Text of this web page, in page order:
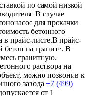
по самой низкой
В случае
для прокачки
бетонного
в прайс-листе.В прайс-
бетон на граните. В
гранитную.
раствора на
можно позвонив к
завода +7 (499)
от 1